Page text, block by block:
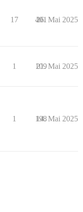
17 401
26. Mai 2025
1 109
21. Mai 2025
1 198
14. Mai 2025